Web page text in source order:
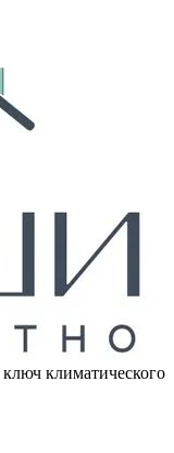
климатического